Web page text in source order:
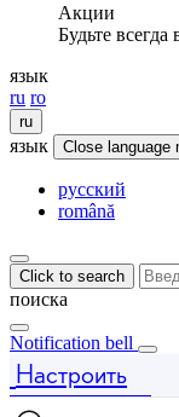
Акции
Будьте
язык
ru ro
ru
язык Close language
русский
română
Click to search
поиска
Notification bell
Price is updated The
Настроить